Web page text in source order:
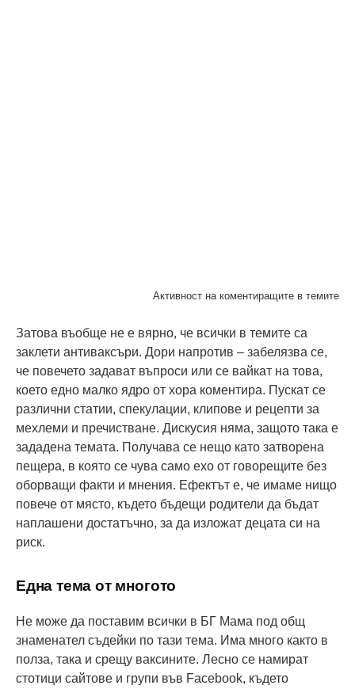
Активност на коментиращите в темите
Затова въобще не е вярно, че всички в темите са
заклети антиваксъри. Дори напротив – забелязва се,
че повечето задават въпроси или се вайкат на това,
което едно малко ядро от хора коментира. Пускат се
различни статии, спекулации, клипове и рецепти за
мехлеми и пречистване. Дискусия няма, защото така е
зададена темата. Получава се нещо като затворена
пещера, в която се чува само ехо от говорещите без
оборващи факти и мнения. Ефектът е, че имаме нищо
повече от място, където бъдещи родители да бъдат
наплашени достатъчно, за да изложат децата си на
риск.
Една тема от многото
Не може да поставим всички в БГ Мама под общ
знаменател съдейки по тази тема. Има много както в
полза, така и срещу ваксините. Лесно се намират
стотици сайтове и групи във Facebook, където